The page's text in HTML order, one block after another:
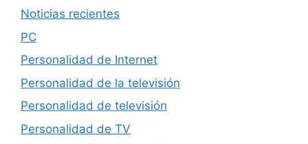
Noticias recientes
PC
Personalidad de Internet
Personalidad de la televisión
Personalidad de televisión
Personalidad de TV